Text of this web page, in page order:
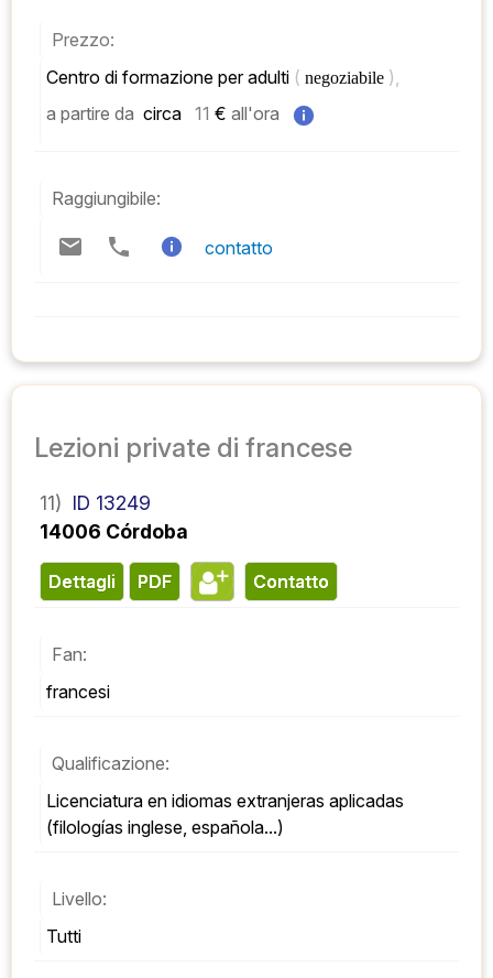
Prezzo:
Centro di formazione per adulti ( negoziabile ),
a partire da circa 11 € all'ora
Raggiungibile:
contatto
Lezioni private di francese
11) ID 13249
14006 Córdoba
Dettagli PDF contatto
Fan:
francesi
Qualificazione:
Licenciatura en idiomas extranjeras aplicadas
(filologías inglese, española...)
Livello:
Tutti